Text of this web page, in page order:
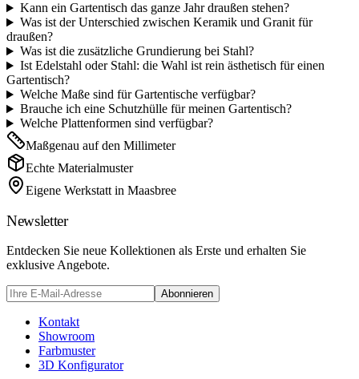
Kann ein Gartentisch das ganze Jahr draußen stehen?
Was ist der Unterschied zwischen Keramik und Granit für
draußen?
Was ist die zusätzliche Grundierung bei Stahl?
Ist Edelstahl oder Stahl: die Wahl ist rein ästhetisch für einen
Gartentisch?
Welche Maße sind für Gartentische verfügbar?
Brauche ich eine Schutzhülle für meinen Gartentisch?
Welche Plattenformen sind verfügbar?
Maßgenau auf den Millimeter
Echte Materialmuster
Eigene Werkstatt in Maasbree
Newsletter
Entdecken Sie neue Kollektionen als Erste und erhalten Sie
exklusive Angebote.
Abonnieren
Kontakt
Showroom
Farbmuster
3D Konfigurator